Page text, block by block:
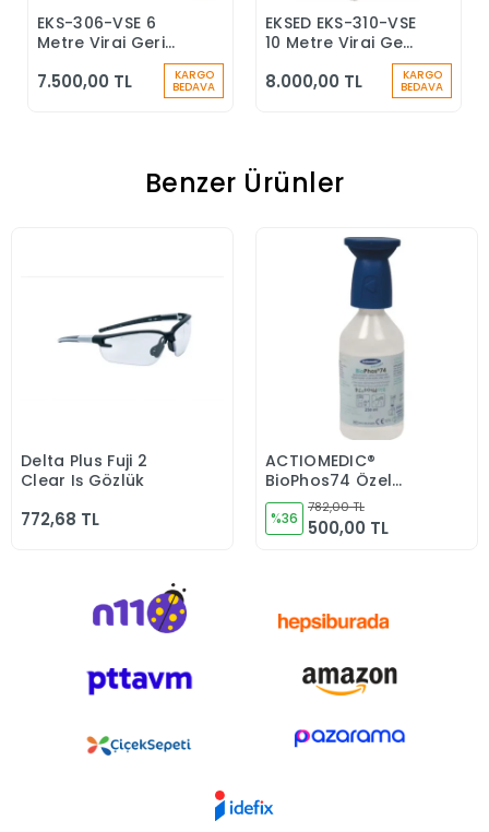
Sepete Ekle
EKS-306-VSE 6
Metre Viraj Geri
Durdurucu Keskin
7.500,00 TL KARGO
BEDAVA
Sepete Ekle
EKSED EKS-310-VSE
10 Metre Viraj Geri
Durdurucu
8.000,00 TL KARGO
BEDAVA
Benzer Ürünler
Sepete Ekle
Delta Plus Fuji 2
Clear Iş Gözlük
772,68 TL
Sepete Ekle
ACTIOMEDIC®
BioPhos74 Özel
Kimyasal Göz
Solüsyonu 250 ml
%36
782,00 TL
500,00 TL